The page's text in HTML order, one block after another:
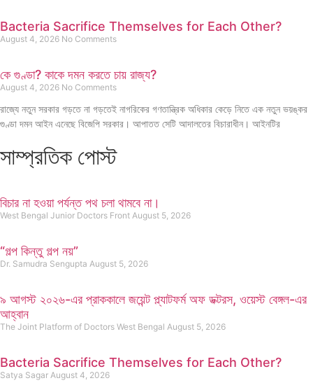
Bacteria Sacrifice Themselves for Each Other?
August 4, 2026 No Comments
কে গুণ্ডা? কাকে দমন করতে চায় রাজ্য?
August 4, 2026 No Comments
রাজ্যে নতুন সরকার গড়তে না গড়তেই নাগরিকের গণতান্ত্রিক অধিকার কেড়ে নিতে এক নতুন ভয়ঙ্কর
গুণ্ডা দমন আইন এনেছে বিজেপি সরকার। আপাতত সেটি আদালতের বিচারাধীন। আইনটির
সাম্প্রতিক পোস্ট
বিচার না হওয়া পর্যন্ত পথ চলা থামবে না।
West Bengal Junior Doctors Front August 5, 2026
“গল্প কিন্তু গল্প নয়”
Dr. Samudra Sengupta August 5, 2026
৯ আগস্ট ২০২৬-এর প্রাককালে জয়েন্ট প্ল্যাটফর্ম অফ ডক্টরস, ওয়েস্ট বেঙ্গল-এর
আহ্বান
The Joint Platform of Doctors West Bengal August 5, 2026
Bacteria Sacrifice Themselves for Each Other?
Satya Sagar August 4, 2026